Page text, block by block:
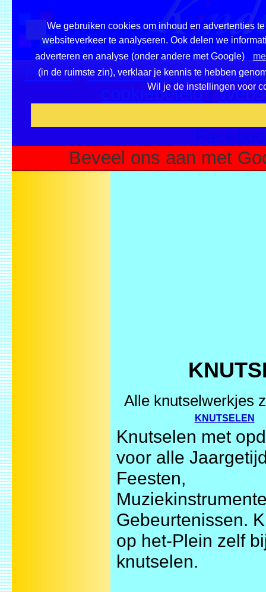
We gebruiken cookies om inhoud en advertenties
websiteverkeer te analyseren. Ook delen we
adverteren en analyse (onder andere met Google)
(in de ruimste zin), verklaar je kennis te hebben
Wil je de instellingen voor
Home|Overzicht
cookiebeleid|
Beveel ons aan met
Alle knutselwerkjes
KNUTSELEN
Knutselen met
voor alle
Feesten,
Gebeurtenissen.
op het-Plein zelf
knutselen.